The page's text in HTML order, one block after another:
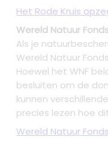
Het Rode Kruis
Wereld Natuur
Als je
Wereld Natuur
Hoewel het WNF
besluiten om de
kunnen
precies lezen hoe
Wereld Natuur